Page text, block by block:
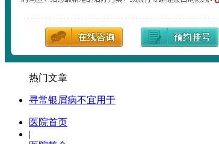
热门文章
寻常银屑病不宜用于
医院首页
|